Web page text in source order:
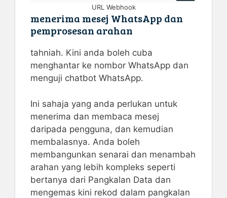
URL Webhook
menerima mesej WhatsApp dan
pemprosesan arahan
tahniah. Kini anda boleh cuba
menghantar ke nombor WhatsApp dan
menguji chatbot WhatsApp.
Ini sahaja yang anda perlukan untuk
menerima dan membaca mesej
daripada pengguna, dan kemudian
membalasnya. Anda boleh
membangunkan senarai dan menambah
arahan yang lebih kompleks seperti
bertanya dari Pangkalan Data dan
mengemas kini rekod dalam pangkalan